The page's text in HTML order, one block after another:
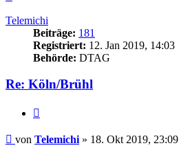
Telemichi
Beiträge: 181
Registriert: 12. Jan 2019, 14:03
Behörde: DTAG
Re: Köln/Brühl
Beitrag
von Telemichi » 18. Okt 2019, 23:09